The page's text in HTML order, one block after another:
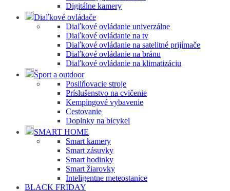
Digitálne kamery
Diaľkové ovládače
Diaľkové ovládanie univerzálne
Diaľkové ovládanie na tv
Diaľkové ovládanie na satelitné prijímače
Diaľkové ovládanie na bránu
Diaľkové ovládanie na klimatizáciu
Šport a outdoor
Posilňovacie stroje
Príslušenstvo na cvičenie
Kempingové vybavenie
Cestovanie
Doplnky na bicykel
SMART HOME
Smart kamery
Smart zásuvky
Smart hodinky
Smart žiarovky
Inteligentne meteostanice
BLACK FRIDAY